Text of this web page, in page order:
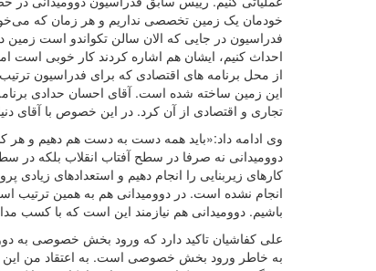
خودمان یک زمین تخصصی نداریم و هر زمان که
فدراسیون در جایی که الان سالن تکواندو است زمین
احداث کنیم، ایشان هم اشاره کردند کار خوبی است
این زمین ساخته شده است. آقای احسان حدادی
تجاری و اقتصادی از آن کرد. در این خصوص با آقای
وی ادامه داد:«باید همه دست به دست هم دهیم و هر
دوومیدانی نه صرفا در سطح آفتاب انقلاب بلکه در
کارهای زیربنایی را انجام دهیم و استعدادهای
انجام نشده است. در دوومیدانی هم به همین ترتیب
باشیم. دوومیدانی هم نیازمند این است که با کسب
علی کفاشیان تاکید دارد که ورود بخش خصوصی به
به خاطر ورود بخش خصوصی است. به اعتقاد من این